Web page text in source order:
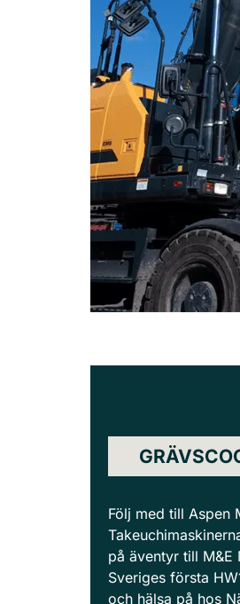
Följ med till Aspen
på äventyr till
Sveriges första
och hälsa på hos